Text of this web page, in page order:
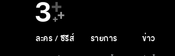
ละคร / ซีรีส์ รายการ ข่าว